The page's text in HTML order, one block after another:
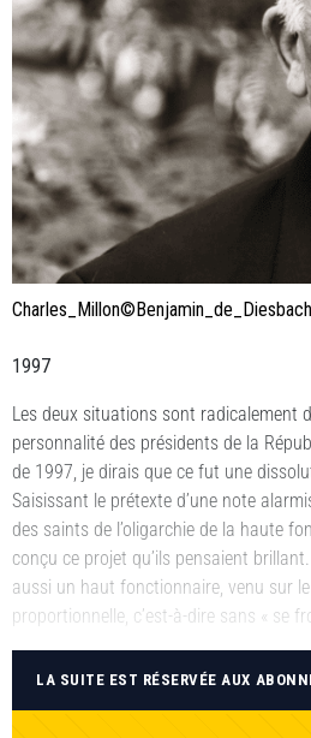
1997
Les deux situations sont radicalement
personnalité des présidents de la
de 1997, je dirais que ce fut une
Saisissant le prétexte d’une note
des saints de l’oligarchie de la haute
conçu ce projet qu’ils pensaient
aussi un haut fonctionnaire, venu sur
proportionnelle, c’est-à-dire sans « se
LA SUITE EST RÉSERVÉE AUX